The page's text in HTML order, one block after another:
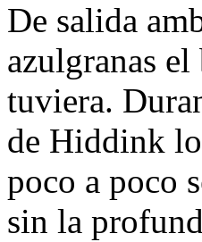
De salida
azulgranas
tuviera.
de Hiddink
poco a poco
sin la